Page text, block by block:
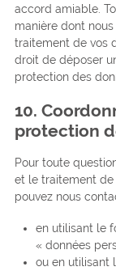
accord amiable.
manière dont
traitement de vos
droit de déposer
protection des
10.
protection
Pour toute
et le traitement de
pouvez nous
en utilisant le
« données
ou en utilisant